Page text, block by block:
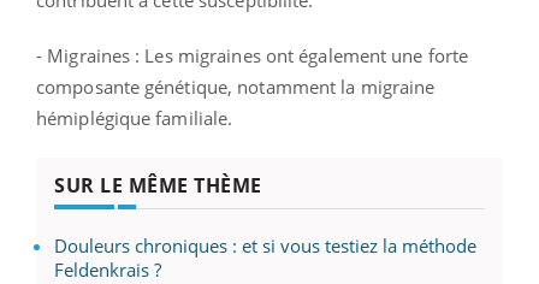
- Migraines : Les migraines ont également une forte
composante génétique, notamment la migraine
hémiplégique familiale.
SUR LE MÊME THÈME
Douleurs chroniques : et si vous testiez la méthode
Feldenkrais ?